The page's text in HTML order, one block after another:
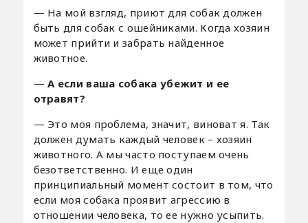
— На мой взгляд, приют для собак должен
быть для собак с ошейниками. Когда хозяин
может прийти и забрать найденное
животное.
—А если ваша собака убежит и ее
отравят?
— Это моя проблема, значит, виноват я. Так
должен думать каждый человек – хозяин
животного. А мы часто поступаем очень
безответственно. И еще один
принципиальный момент состоит в том, что
если моя собака проявит агрессию в
отношении человека, то ее нужно усыпить.